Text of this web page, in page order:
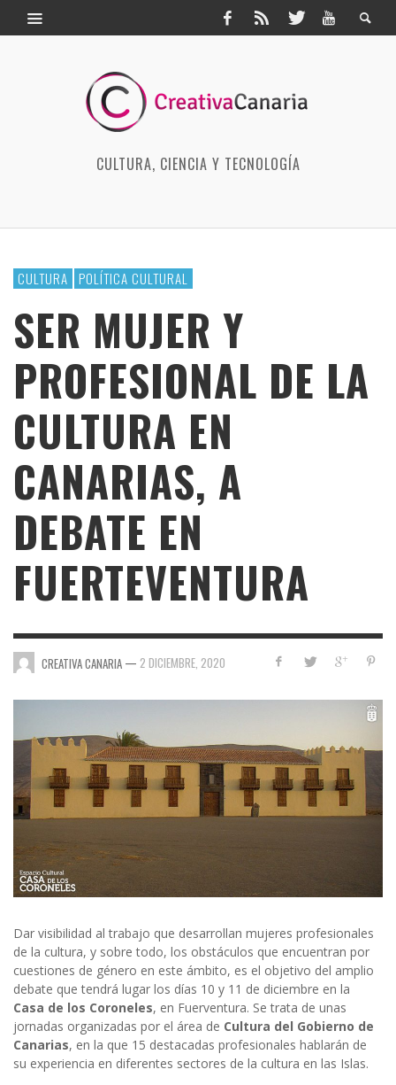
CULTURA, CIENCIA Y TECNOLOGÍA
CULTURA POLÍTICA CULTURAL
SER MUJER Y
PROFESIONAL DE LA
CULTURA EN
CANARIAS, A
DEBATE EN
FUERTEVENTURA
CREATIVA CANARIA — 2 DICIEMBRE, 2020
Dar visibilidad al trabajo que desarrollan mujeres profesionales
de la cultura, y sobre todo, los obstáculos que encuentran por
cuestiones de género en este ámbito, es el objetivo del amplio
debate que tendrá lugar los días 10 y 11 de diciembre en la
Casa de los Coroneles, en Fuerventura. Se trata de unas
jornadas organizadas por el área de Cultura del Gobierno de
Canarias, en la que 15 destacadas profesionales hablarán de
su experiencia en diferentes sectores de la cultura en las Islas.